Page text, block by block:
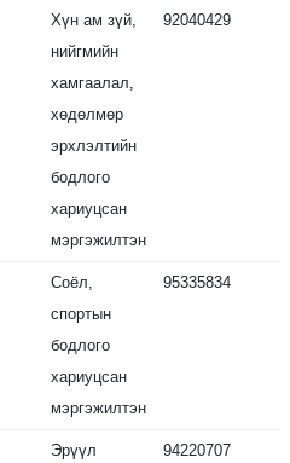
Хүн ам зүй,
нийгмийн
хамгаалал,
хөдөлмөр
эрхлэлтийн
бодлого
хариуцсан
мэргэжилтэн
92040429
Соёл,
спортын
бодлого
хариуцсан
мэргэжилтэн
95335834
Эрүүл
94220707